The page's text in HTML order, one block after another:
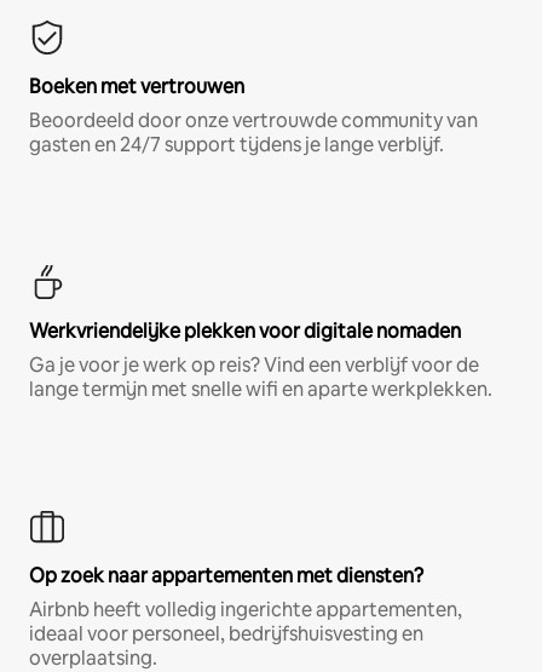
Boeken met vertrouwen
Beoordeeld door onze vertrouwde community van
gasten en 24/7 support tijdens je lange verblijf.
Werkvriendelijke plekken voor digitale nomaden
Ga je voor je werk op reis? Vind een verblijf voor de
lange termijn met snelle wifi en aparte werkplekken.
Op zoek naar appartementen met diensten?
Airbnb heeft volledig ingerichte appartementen,
ideaal voor personeel, bedrijfshuisvesting en
overplaatsing.